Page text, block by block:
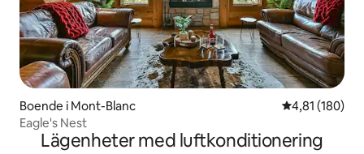
Boende i Mont-Blanc 4,81 av 5 i
4,81 (180)
Eagle's Nest
Lägenheter med luftkonditionering